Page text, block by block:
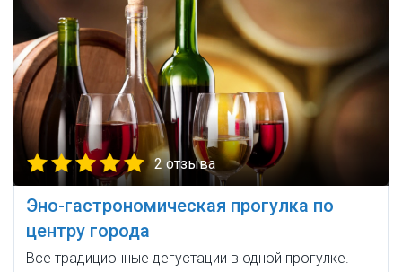
2 отзыва
Эно-гастрономическая прогулка по
центру города
Все традиционные дегустации в одной прогулке.